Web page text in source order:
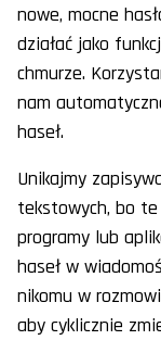
nowe, mocne
działać jako
chmurze.
nam
haseł.
Unikajmy
tekstowych, bo
programy lub
haseł w
nikomu w
aby cyklicznie